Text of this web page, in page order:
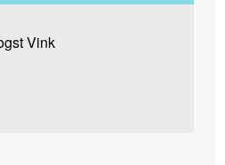
Vink